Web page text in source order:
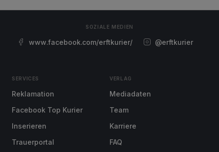
SOZIALE MEDIEN
www.facebook.com/erftkurier/ @erftkurier
SERVICES
Reklamation
Facebook Top Kurier
Inserieren
Trauerportal
VERLAG
Mediadaten
Team
Karriere
FAQ